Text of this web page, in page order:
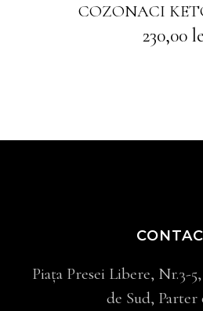
COZONACI
230,00
Piața Presei Libere, Nr.3-
de Sud, Parter